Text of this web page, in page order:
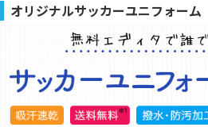
オリジナルサッカーユニフォーム